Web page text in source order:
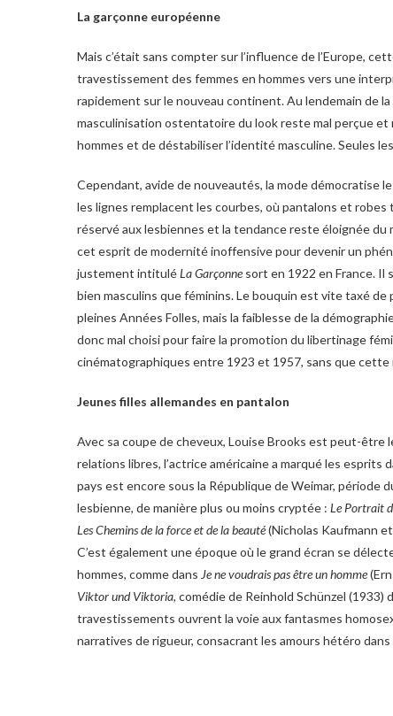
La garçonne européenne
Mais c’était sans compter sur l’influence de l’Europe,
travestissement des femmes en hommes vers une
rapidement sur le nouveau continent. Au lendemain de
masculinisation ostentatoire du look reste mal perçue
hommes et de déstabiliser l’identité masculine. Seules
Cependant, avide de nouveautés, la mode démocratise
les lignes remplacent les courbes, où pantalons et
réservé aux lesbiennes et la tendance reste éloignée
cet esprit de modernité inoffensive pour devenir un
justement intituléLa Garçonne sort en 1922 en France. Il
bien masculins que féminins. Le bouquin est vite taxé
pleines Années Folles, mais la faiblesse de la
donc mal choisi pour faire la promotion du libertinage
cinématographiques entre 1923 et 1957, sans que
Jeunes filles allemandes en pantalon
Avec sa coupe de cheveux, Louise Brooks est peut-être
relations libres, l’actrice américaine a marqué les esprits
pays est encore sous la République de Weimar, période
lesbienne, de manière plus ou moins cryptée : Le Portrait
Les Chemins de la force et de la beauté(Nicholas Kaufmann
C’est également une époque où le grand écran se
hommes, comme dans Je ne voudrais pas être un homme
Viktor und Viktoria, comédie de Reinhold Schünzel (1933)
travestissements ouvrent la voie aux fantasmes
narratives de rigueur, consacrant les amours hétéro